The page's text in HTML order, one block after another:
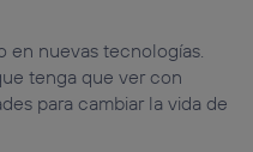
en nuevas tecnologías.
tenga que ver con
para cambiar la vida de